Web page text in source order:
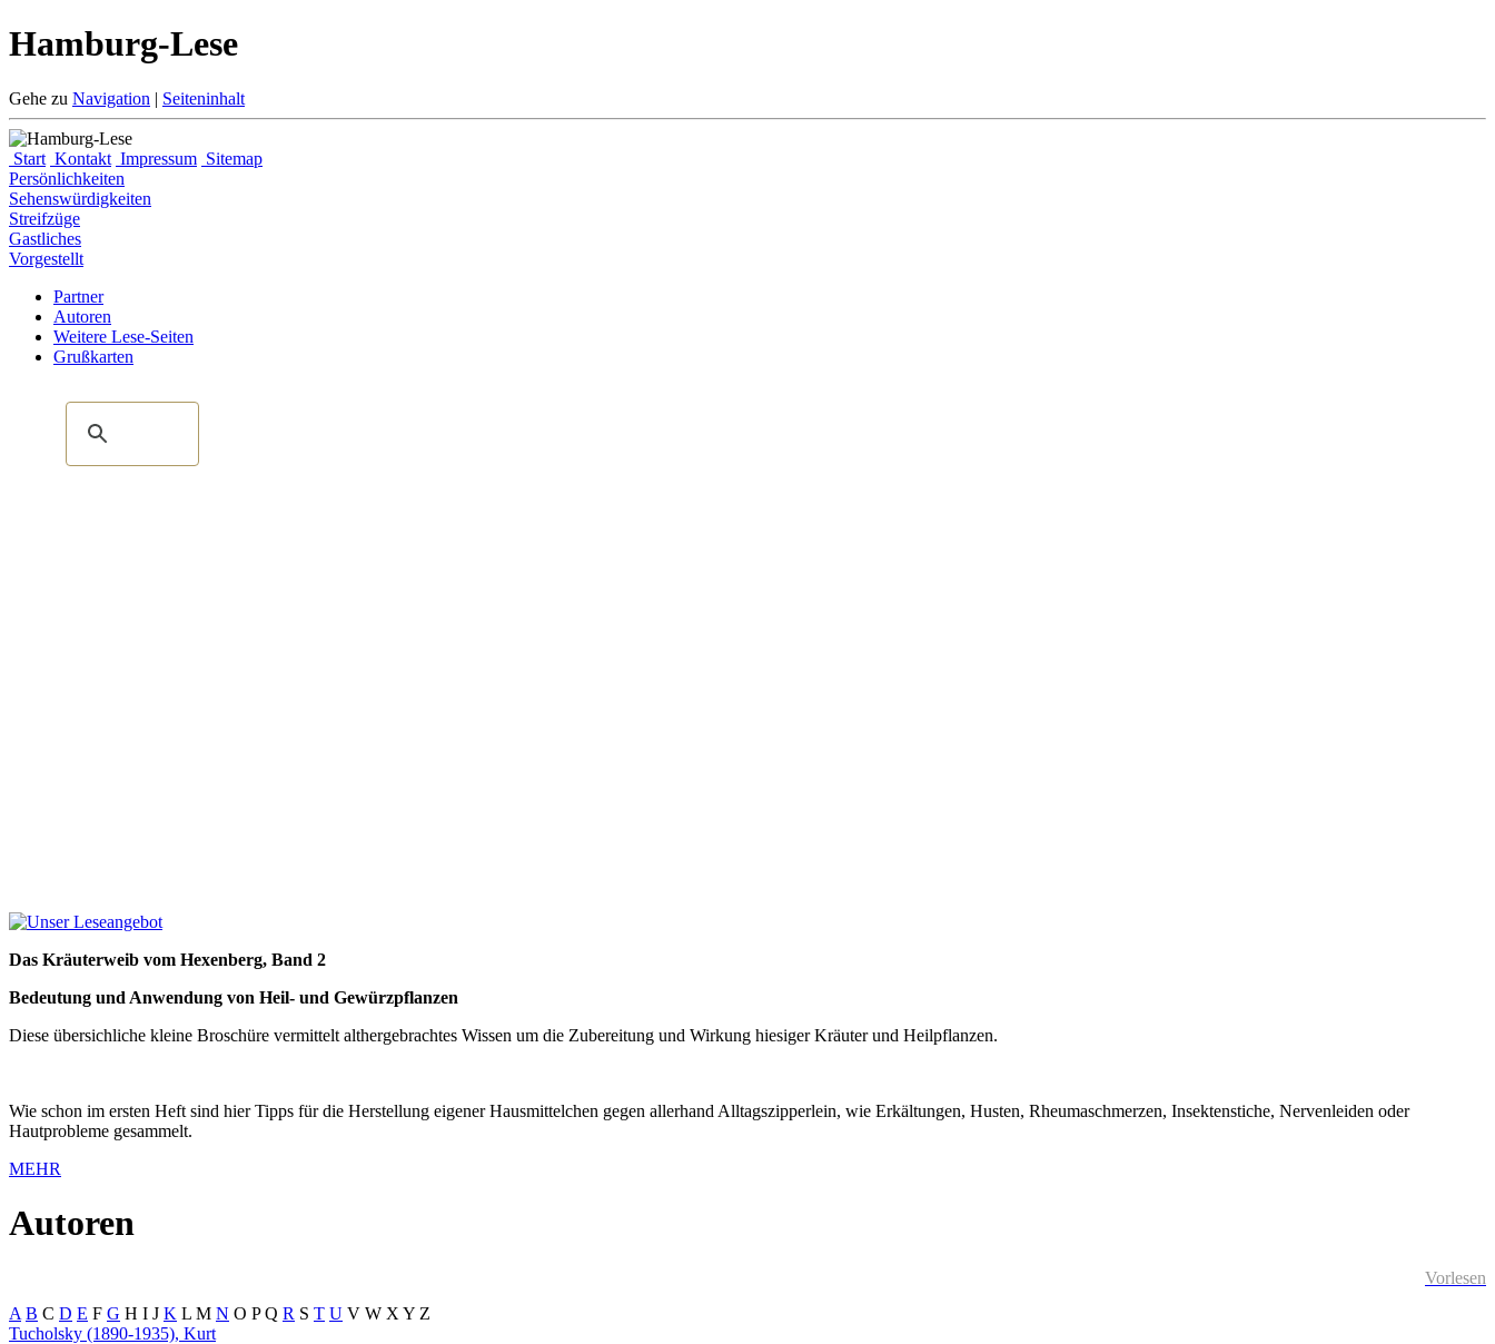
Hamburg-Lese
Gehe zu Navigation | Seiteninhalt
Start Kontakt Impressum Sitemap
Persönlichkeiten
Sehenswürdigkeiten
Streifzüge
Gastliches
Vorgestellt
Partner
Autoren
Weitere Lese-Seiten
Grußkarten
Das Kräuterweib vom Hexenberg, Band 2
Bedeutung und Anwendung von Heil- und Gewürzpflanzen
Diese übersichliche kleine Broschüre vermittelt althergebrachtes Wissen um die Zubereitung und Wirkung hiesiger Kräuter und Heilpflanzen.
Wie schon im ersten Heft sind hier Tipps für die Herstellung eigener Hausmittelchen gegen allerhand Alltagszipperlein, wie Erkältungen, Husten, Rheumaschmerzen, Insektenstiche, Nervenleiden oder
Hautprobleme gesammelt.
MEHR
Autoren
Vorlesen
A B C D E F G H I J K L M N O PQ R S T U V W X Y Z
Tucholsky (1890-1935), Kurt